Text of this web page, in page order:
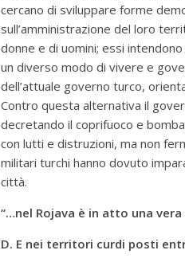
cercano di sviluppare forme
sull’amministrazione del loro
donne e di uomini; essi
un diverso modo di vivere e
dell’attuale governo turco,
Contro questa alternativa il
decretando il coprifuoco e
con lutti e distruzioni, ma non
militari turchi hanno dovuto
città.
“…nel Rojava è in atto una
D. E nei territori curdi posti